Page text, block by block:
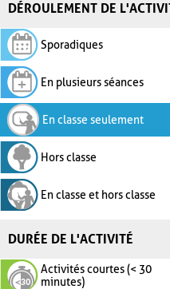
DÉROULEMENT DE
Sporadiques
En plusieurs séances
En classe seulement
Hors classe
En classe et hors classe
DURÉE DE L'ACTIVITÉ
Activités courtes (< 30
minutes)